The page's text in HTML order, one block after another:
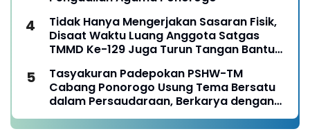
Tidak Hanya Mengerjakan Sasaran Fisik,
Disaat Waktu Luang Anggota Satgas
TMMD Ke-129 Juga Turun Tangan Bantu
Tasyakuran Padepokan PSHW-TM
Cabang Ponorogo Usung Tema Bersatu
dalam Persaudaraan, Berkarya dengan
Keikhlasan dan Mengabdi dengan
Tanggungjawab